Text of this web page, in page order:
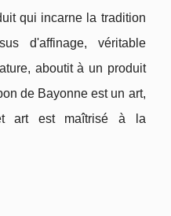
qui incarne la tradition
d'affinage, véritable
aboutit à un produit
de Bayonne est un art,
art est maîtrisé à la